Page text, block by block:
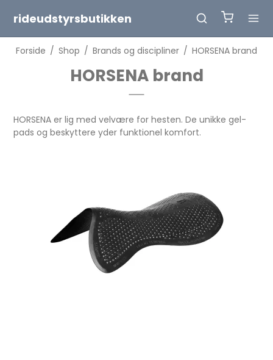
rideudstyrsbutikken
Forside / Shop / Brands og discipliner / HORSENA brand
HORSENA brand
HORSENA er lig med velvære for hesten. De unikke gel-
pads og beskyttere yder funktionel komfort.